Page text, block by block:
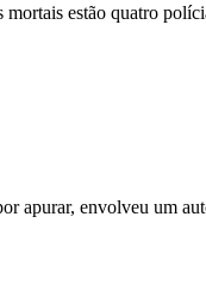
estão quatro
apurar, envolveu um